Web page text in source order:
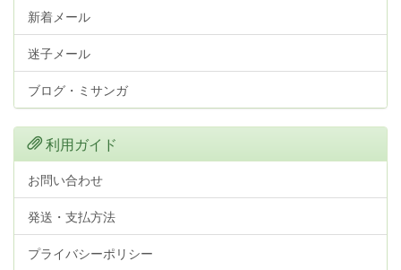
新着メール
迷子メール
ブログ・ミサンガ
利用ガイド
お問い合わせ
発送・支払方法
プライバシーポリシー